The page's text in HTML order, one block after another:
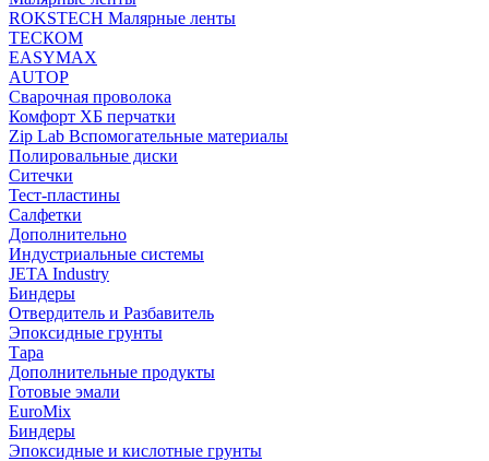
ROKSTECH Малярные ленты
ТЕСКОМ
EASYMAX
AUTOP
Сварочная проволока
Комфорт ХБ перчатки
Zip Lab Вспомогательные материалы
Полировальные диски
Ситечки
Тест-пластины
Салфетки
Дополнительно
Индустриальные системы
JETA Industry
Биндеры
Отвердитель и Разбавитель
Эпоксидные грунты
Тара
Дополнительные продукты
Готовые эмали
EuroMix
Биндеры
Эпоксидные и кислотные грунты